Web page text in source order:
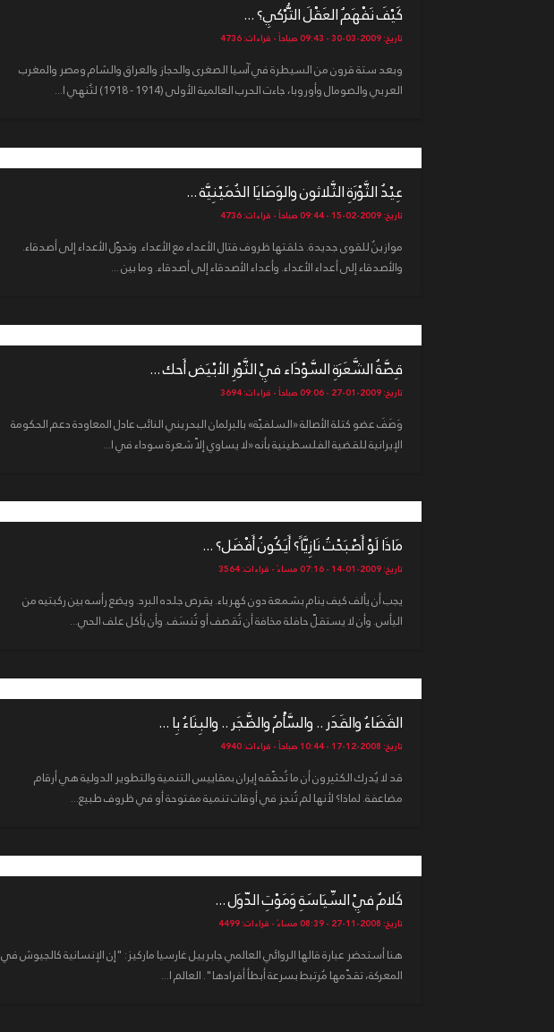
كَيْفَ نَفْهَمُ العَقْلَ التُّرْكِي؟ ...
تاريخ: 2009-03-30 - 09:43 صباحاً - قراءات: 4736
وبعد ستة قرون من السيطرة في آسيا الصغرى والحجاز والعراق والشام ومصر والمغرب
العربي والصومال وأوروبا، جاءت الحرب العالمية الأولى (1914 - 1918) لتُنهي ا...
عِيْدُ الثَّوْرَةِ الثَّلاثون والوَصَايَا الخُمَيْنِيَّة ...
تاريخ: 2009-02-15 - 09:44 صباحاً - قراءات: 4736
موازينٌ للقوى جديدة. خلقتها ظروف قتال الأعداء مع الأعداء. وتحوّل الأعداء إلى أصدقاء.
والأصدقاء إلى أعداء الأعداء. وأعداء الأصدقاء إلى أصدقاء. وما بين ...
قِصَّةُ الشَّعَرَةِ السَّوْدَاء فِيْ الثَّوْرِ الأبْيَض أَحك ...
تاريخ: 2009-01-27 - 09:06 صباحاً - قراءات: 3694
وَصَفَ عضو كتلة الأصالة «السلفيّة» بالبرلمان البحريني النائب عادل المعاودة دعم الحكومة
الإيرانية للقضية الفلسطينية بأنه «لا يساوي إلاّ شعرة سوداء في ا...
مَاذَا لَوْ أَصْبَحْتُ نَازِيَّاً؟ أَيَكُونُ أَفْضَل؟ ...
تاريخ: 2009-01-14 - 07:16 مساءً - قراءات: 3564
يجب أن يألف كيف ينام بشمعة دون كهرباء. يقرص جلده البرد. ويضع رأسه بين ركبتيه من
اليأس. وأن لا يستقلّ حافلة مخافة أن تُقصف أو تُنسَف. وأن يأكل علف الحي...
القَضَاءُ والقَدَر .. والسَّأْمُ والضَّجَر .. والبِنَاءُ بِا ...
تاريخ: 2008-12-17 - 10:44 صباحاً - قراءات: 4940
قد لا يُدرك الكثيرون أن ما تُحقّقه إيران بمقاييس التنمية والتطوير الدولية هي أرقام
مضاعفة. لماذا؟ لأنها لم تُنجز في أوقات تنمية مفتوحة أو في ظروف طبيع...
كَلامٌ فِيْ السِّيَاسَةِ وَمَوْتِ الدّوَل ...
تاريخ: 2008-11-27 - 08:39 مساءً - قراءات: 4499
هنا أستحضر عبارة قالها الروائي العالمي جابرييل غارسيا ماركيز: "إن الإنسانية كالجيوش في
المعركة، تقدّمها مُرتبط بسرعة أبطأ أفرادها". العالم ا...